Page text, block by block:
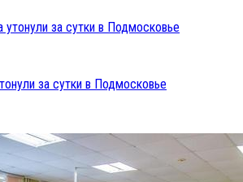
за сутки в Подмосковье